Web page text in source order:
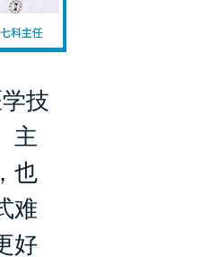
技
主
也
难
好